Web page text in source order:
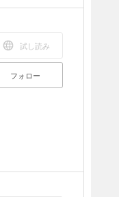
試し読み
フォロー